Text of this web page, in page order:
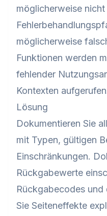
möglicherweise nicht
möglicherweise
Funktionen werden
fehlender
Kontexten
Lösung
Dokumentieren Sie
mit Typen, gültigen
Einschränkungen.
Rückgabewerte
Rückgabecodes und
Sie Seiteneffekte